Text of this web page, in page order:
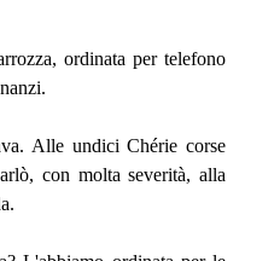
ordinata per telefono
Alle undici Chérie corse
con molta severità, alla